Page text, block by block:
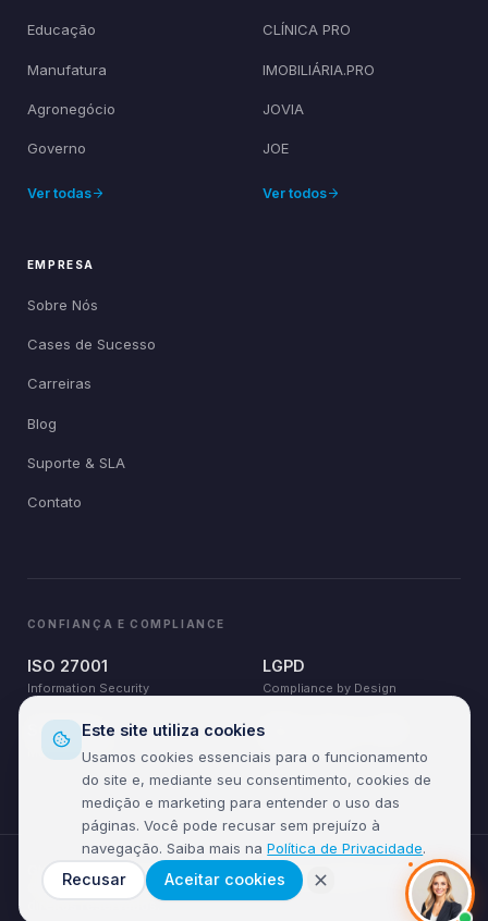
Educação
Manufatura
Agronegócio
Governo
Ver todas
CLÍNICA PRO
IMOBILIÁRIA.PRO
JOVIA
JOE
Ver todos
EMPRESA
Sobre Nós
Cases de Sucesso
Carreiras
Blog
Suporte & SLA
Contato
CONFIANÇA E COMPLIANCE
ISO 27001
Information Security
LGPD
Compliance by Design
SOC 24×7
Monitoring & Response
AWS · Azure · GCP
Cloud Partner
2026Nobug Tecnologia — CNPJ 37.909.070/0001-77. Todos os
direitos reservados.
Glossário Respostas Privacidade Termos de Uso Anticorrupção
Este site utiliza cookies
Usamos cookies essenciais para o funcionamento
do site e, mediante seu consentimento, cookies de
medição e marketing para entender o uso das
páginas. Você pode recusar sem prejuízo à
navegação. Saiba mais na Política de Privacidade.
Recusar Aceitar cookies